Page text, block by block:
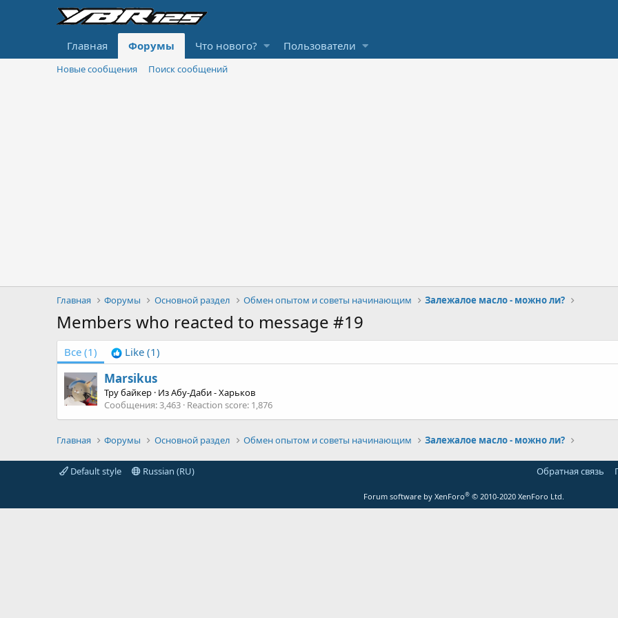
Главная Форумы Что нового? Пользователи
Новые сообщения Поиск сообщений
Главная Форумы Основной раздел Обмен опытом и советы начинающим Залежалое масло - можно ли?
Members who reacted to message #19
Все (1) Like (1)
Marsikus
Тру байкер · ИзАбу-Даби - Харьков
Сообщения 3,463 Reaction score 1,876
Главная Форумы Основной раздел Обмен опытом и советы начинающим Залежалое масло - можно ли?
Default style Russian (RU) Обратная связь
Forum software by XenForo® © 2010-2020 XenForo Ltd.